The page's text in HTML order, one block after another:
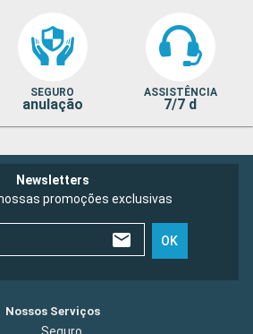
SEGURO
anulação
ASSISTÊNCIA
7/7 d
Newsletters
promoções exclusivas
OK
Nossos Serviços